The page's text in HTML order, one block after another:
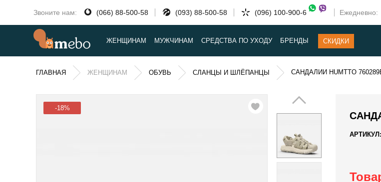
Звоните нам: (066) 88-500-58 (093) 88-500-58 (096) 100-900-6 Ежедневно:
ЖЕНЩИНАМ МУЖЧИНАМ СРЕДСТВА ПО УХОДУ БРЕНДЫ СКИДКИ
ГЛАВНАЯ ЖЕНЩИНАМ ОБУВЬ СЛАНЦЫ И ШЛЁПАНЦЫ САНДАЛИИ HUMTTO
-18%
АРТИКУЛ: